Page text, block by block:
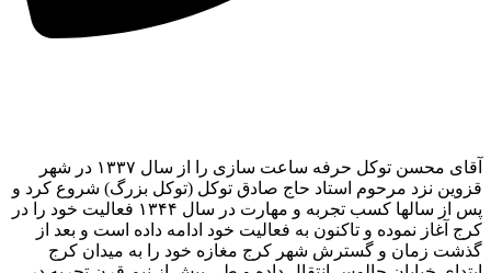
آقای محسن توکل حرفه ساعت سازی را از سال ۱۳۳۷ در شهر
قزوین نزد مرحوم استاد حاج صادق توکل (توکل بزرگ) شروع کرد و
پس از سالها کسب تجربه و مهارت در سال ۱۳۴۴ فعالیت خود را در
کرج آغاز نموده و تاکنون به فعالیت خود ادامه داده است و بعد از
گذشت زمان و گسترش شهر کرج مغازه خود را به میدان کرج